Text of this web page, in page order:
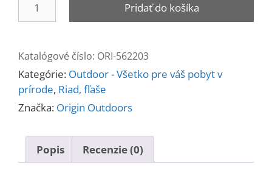
Termoska
OUTDOOR
s
lyžicou
Pridať do košíka
Katalógové číslo: ORI-562203
Kategórie: Outdoor - Všetko pre váš pobyt v
prírode, Riad, fľaše
Značka: Origin Outdoors
Popis Recenzie (0)